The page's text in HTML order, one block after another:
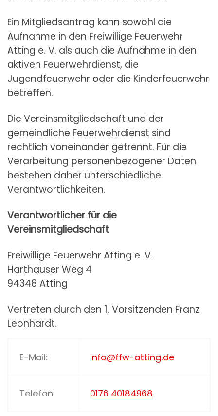
Ein Mitgliedsantrag kann sowohl die
Aufnahme in den Freiwillige Feuerwehr
Atting e. V. als auch die Aufnahme in den
aktiven Feuerwehrdienst, die
Jugendfeuerwehr oder die Kinderfeuerwehr
betreffen.
Die Vereinsmitgliedschaft und der
gemeindliche Feuerwehrdienst sind
rechtlich voneinander getrennt. Für die
Verarbeitung personenbezogener Daten
bestehen daher unterschiedliche
Verantwortlichkeiten.
Verantwortlicher für die
Vereinsmitgliedschaft
Freiwillige Feuerwehr Atting e. V.
Harthauser Weg 4
94348 Atting
Vertreten durch den 1. Vorsitzenden Franz
Leonhardt.
E-Mail: info@ffw-atting.de
Telefon: 0176 40184968